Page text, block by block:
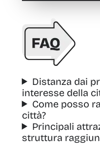
Distanza dai
interesse della
Come posso
città?
Principali
struttura